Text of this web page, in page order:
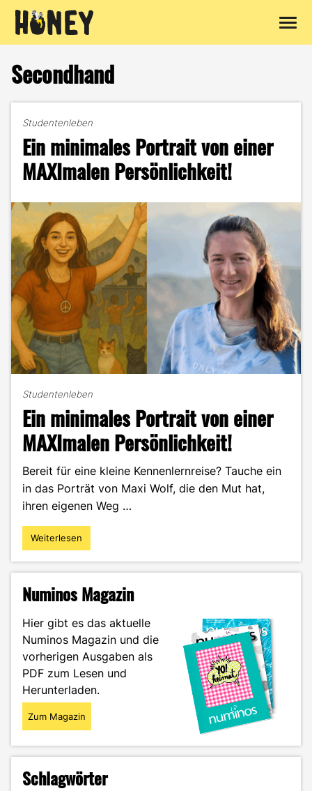
Inhalt
springen
Secondhand
Studentenleben
Ein minimales Portrait von einer
MAXImalen Persönlichkeit!
Studentenleben
Ein minimales Portrait von einer
MAXImalen Persönlichkeit!
Bereit für eine kleine Kennenlernreise? Tauche ein
in das Porträt von Maxi Wolf, die den Mut hat,
ihren eigenen Weg …
"Ein
minimales
einer
Persönlichkeit!"
Weiterlesen
Numinos Magazin
Hier gibt es das aktuelle
Numinos Magazin und die
vorherigen Ausgaben als
PDF zum Lesen und
Herunterladen.
Zum Magazin
Schlagwörter